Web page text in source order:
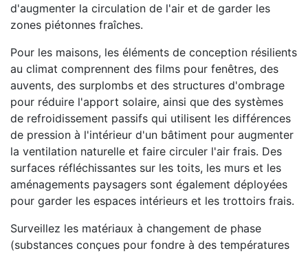
d'augmenter la circulation de l'air et de garder les
zones piétonnes fraîches.
Pour les maisons, les éléments de conception résilients
au climat comprennent des films pour fenêtres, des
auvents, des surplombs et des structures d'ombrage
pour réduire l'apport solaire, ainsi que des systèmes
de refroidissement passifs qui utilisent les différences
de pression à l'intérieur d'un bâtiment pour augmenter
la ventilation naturelle et faire circuler l'air frais. Des
surfaces réfléchissantes sur les toits, les murs et les
aménagements paysagers sont également déployées
pour garder les espaces intérieurs et les trottoirs frais.
Surveillez les matériaux à changement de phase
(substances conçues pour fondre à des températures